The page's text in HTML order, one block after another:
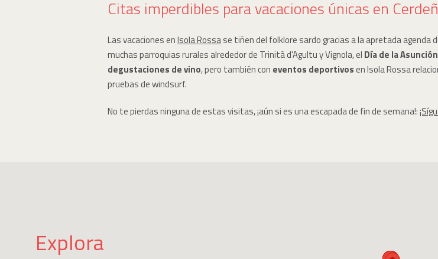
Citas imperdibles para vacaciones únicas en
Las vacaciones enIsola Rossase tiñen del folklore sardo gracias a la apretada agenda
muchas parroquias rurales alrededor de Trinità d'Agultu y Vignola, el Día de la Asunción
degustaciones de vino, pero también con eventos deportivosen Isola Rossa
pruebas de windsurf.
No te pierdas ninguna de estas visitas, ¡aún si es una escapada de fin de semana!:
Explora